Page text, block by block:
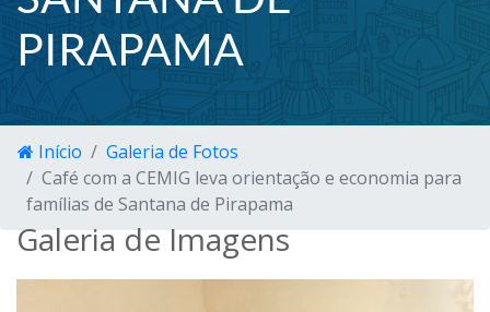
PIRAPAMA
Início
Galeria de Fotos
Café com a CEMIG leva orientação e economia para
famílias de Santana de Pirapama
Galeria de Imagens